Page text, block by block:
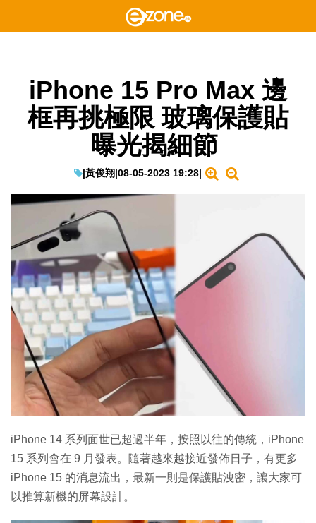
iPhone 15 Pro Max 邊
框再挑極限 玻璃保護貼
曝光揭細節
|黃俊翔|08-05-2023 19:28|
iPhone 14 系列面世已超過半年，按照以往的傳統，iPhone
15 系列會在 9 月發表。隨著越來越接近發佈日子，有更多
iPhone 15 的消息流出，最新一則是保護貼洩密，讓大家可
以推算新機的屏幕設計。